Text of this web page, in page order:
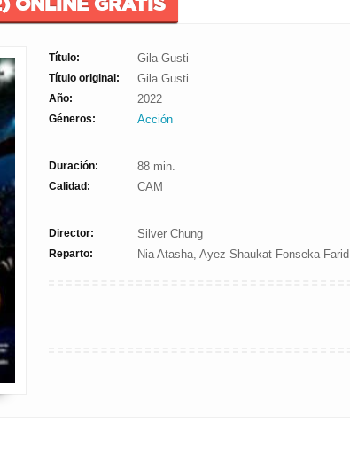
Título: Gila Gusti
Título original: Gila Gusti
Año: 2022
Géneros: Acción
Duración: 88 min.
Calidad: CAM
Director: Silver Chung
Reparto: Nia Atasha, Ayez Shaukat Fonseka